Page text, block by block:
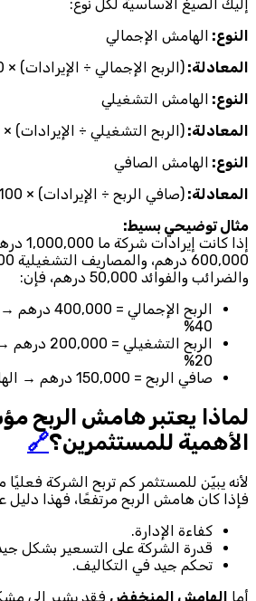
إليك الصيغ الأساسية لكل نوع:
النوع: الهامش الإجمالي
المعادلة: (الربح الإجمالي ÷ الإيرادات) × 100
النوع: الهامش التشغيلي
المعادلة: (الربح التشغيلي ÷ الإيرادات) × 100
النوع: الهامش الصافي
المعادلة: (صافي الربح ÷ الإيرادات) × 100
مثال توضيحي بسيط:
إذا
والضرائب والفوائد 50,000 درهم، فإن:
الربح
40%
الربح
20%
صافي الربح = 150,000 درهم → الهامش الصافي = 15%
لماذا يعتبر هامش الربح
الأهمية للمستثمرين؟🔗
لأنه يبيّن للمستثمر كم تربح الشركة
فإذا كان هامش الربح مرتفعًا، فهذا دليل
كفاءة الإدارة.
قدرة الشركة على التسعير بشكل
تحكم جيد في التكاليف.
أما الهامش المنخفض فقد يشير إلى